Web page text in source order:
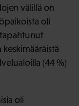
välillä on
oli
(44 %)
oli